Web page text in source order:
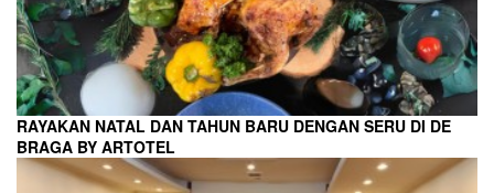
RAYAKAN NATAL DAN TAHUN BARU DENGAN SERU DI DE
BRAGA BY ARTOTEL